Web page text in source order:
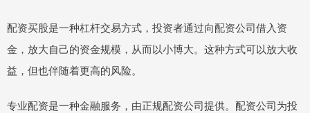
配资买股是一种杠杆交易方式，投资者通过向配资公司借入资
金，放大自己的资金规模，从而以小博大。这种方式可以放大收
益，但也伴随着更高的风险。
专业配资是一种金融服务，由正规配资公司提供。配资公司为投